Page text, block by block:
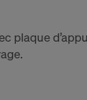
plaque